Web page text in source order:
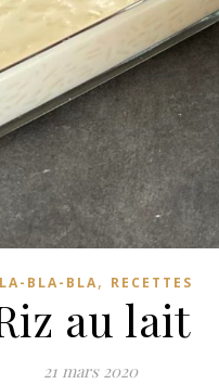
BLA-BLA, RECETTES
au lait
21 mars 2020